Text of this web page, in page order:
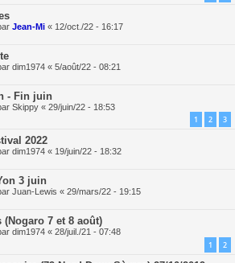
Jean-Mi « 12/oct./22 - 16:17
dim1974 « 5/août/22 - 08:21
- Fin juin
Skippy « 29/juin/22 - 18:53
1 2 3
2022
dim1974 « 19/juin/22 - 18:32
3 juin
Juan-Lewis « 29/mars/22 - 19:15
7 et 8 août)
dim1974 « 28/juil./21 - 07:48
1 2